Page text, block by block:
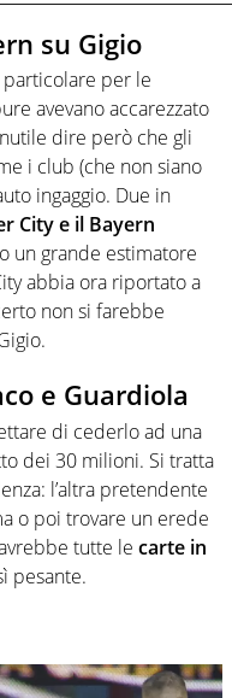
su Gigio
per le
avevano accarezzato
dire però che gli
i club (che non siano
ingaggio. Due in
City e il Bayern
un grande estimatore
abbia ora riportato a
non si farebbe
e Guardiola
di cederlo ad una
dei 30 milioni. Si tratta
l’altra pretendente
o poi trovare un erede
tutte le carte in
pesante.